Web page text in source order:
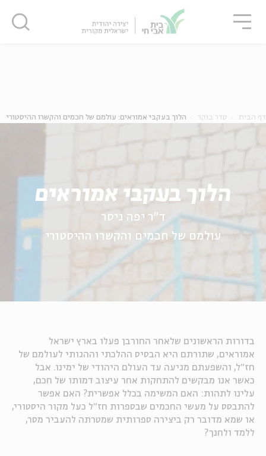
דף הבית
סדר בוקר הלוך בעקבי אמוראים: עולמם של חכמים והקשרו ההיסטורי
הלוך בעקבי אמוראים
ד"ר יפה גיסר
עולמם של חכמים והקשרו ההיסטורי
בדורות הראשונים שלאחר החורבן פעלו בארץ ישראל
אמוראים, שתורתם היא הבסיס ההלכתי וההגותי לעולמם של
חז"ל, והשפעתם מגיעה עד העולם היהודי של ימינו. אבל
כאשר אנו מבקשים להתחקות אחר עיצוב דמותו של חכם,
עלינו לתהות: האם המשימה בכלל אפשרית? האם אפשר
להתבסס על מעשי החכמים שבספרות חז"ל כעל מקור היסטורי,
או שמא מדובר רק ביצירה ספרותית שמטרתה להעביר מסר,
ללמד ולחנך?
סגור